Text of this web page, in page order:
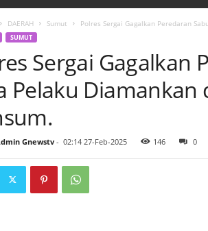
DAERAH Sumut Polres Sergai Gagalkan Peredaran
SUMUT
Sergai Gagalkan
Pelaku Diamankan
Gnewstv- 02:14 27-Feb-2025 146 0